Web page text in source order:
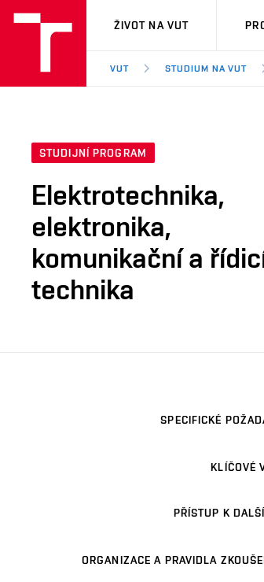
VUT
ŽIVOT NA VUT
VUT STUDIUM NA VUT
STUDIJNÍ PROGRAM
Elektrotechnika,
elektronika,
komunikační a
technika
SPECIFICKÉ
KLÍČOVÉ
PŘÍSTUP K
ORGANIZACE A PRAVIDLA